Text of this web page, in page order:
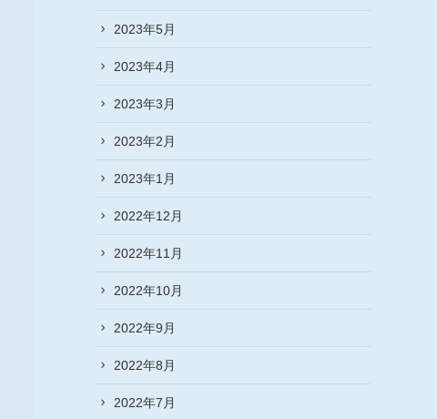
2023年5月
2023年4月
2023年3月
2023年2月
2023年1月
2022年12月
2022年11月
2022年10月
2022年9月
2022年8月
2022年7月